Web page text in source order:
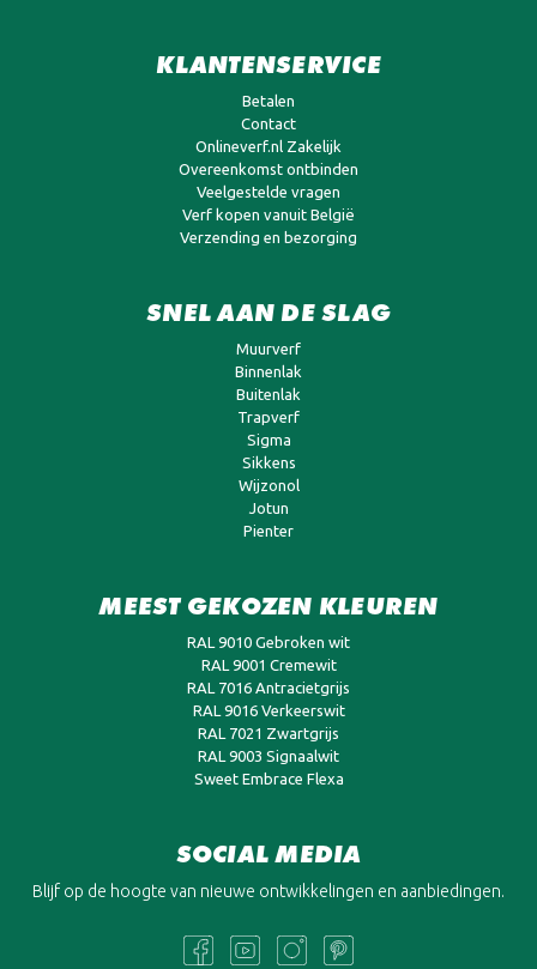
KLANTENSERVICE
Betalen
Contact
Onlineverf.nl Zakelijk
Overeenkomst ontbinden
Veelgestelde vragen
Verf kopen vanuit België
Verzending en bezorging
SNEL AAN DE SLAG
Muurverf
Binnenlak
Buitenlak
Trapverf
Sigma
Sikkens
Wijzonol
Jotun
Pienter
MEEST GEKOZEN KLEUREN
RAL 9010 Gebroken wit
RAL 9001 Cremewit
RAL 7016 Antracietgrijs
RAL 9016 Verkeerswit
RAL 7021 Zwartgrijs
RAL 9003 Signaalwit
Sweet Embrace Flexa
SOCIAL MEDIA
Blijf op de hoogte van nieuwe ontwikkelingen en aanbiedingen.